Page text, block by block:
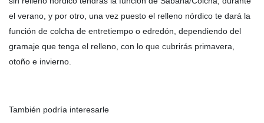
el verano, y por otro, una vez puesto el relleno nórdico te dará la
función de colcha de entretiempo o edredón, dependiendo del
gramaje que tenga el relleno, con lo que cubrirás primavera,
otoño e invierno.
También podría interesarle